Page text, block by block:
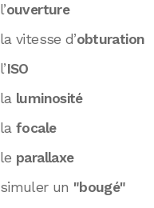
l’ouverture
la vitesse d’obturation
l’ISO
la luminosité
lafocale
le parallaxe
simuler un "bougé"